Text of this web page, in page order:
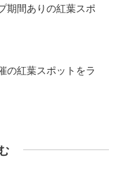
期間ありの紅葉スポ
の紅葉スポットをラ